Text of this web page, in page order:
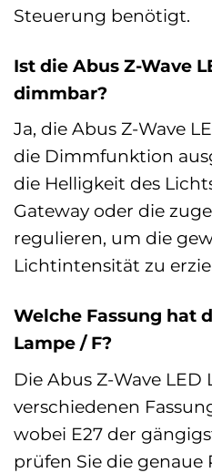
Steuerung benötigt.
Ist die Abus Z-Wave
dimmbar?
Ja, die Abus Z-Wave
die Dimmfunktion
die Helligkeit des
Gateway oder die
regulieren, um die
Lichtintensität zu
Welche Fassung hat
Lampe / F?
Die Abus Z-Wave LED
verschiedenen
wobei E27 der
prüfen Sie die